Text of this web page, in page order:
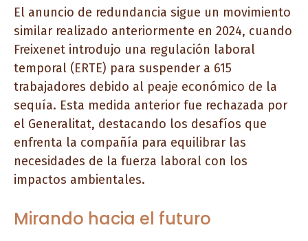
El anuncio de redundancia sigue un movimiento
similar realizado anteriormente en 2024, cuando
Freixenet introdujo una regulación laboral
temporal (ERTE) para suspender a 615
trabajadores debido al peaje económico de la
sequía. Esta medida anterior fue rechazada por
el Generalitat, destacando los desafíos que
enfrenta la compañía para equilibrar las
necesidades de la fuerza laboral con los
impactos ambientales.
Mirando hacia el futuro